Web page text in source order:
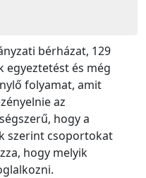
bérházat, 129
egyeztetést és még
folyamat, amit
az
hogy a
szerint csoportokat
hogy melyik